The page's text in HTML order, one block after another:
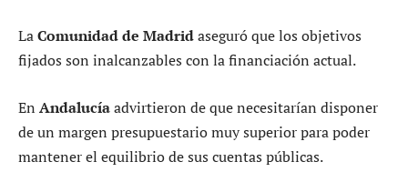
LaComunidad de Madridaseguró que los objetivos
fijados son inalcanzables con la financiación actual.
En Andalucíaadvirtieron de que necesitarían disponer
de un margen presupuestario muy superior para poder
mantener el equilibrio de sus cuentas públicas.